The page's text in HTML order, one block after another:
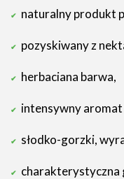
naturalny produkt
pozyskiwany z
herbaciana barwa,
intensywny
słodko-gorzki,
charakterystyczna